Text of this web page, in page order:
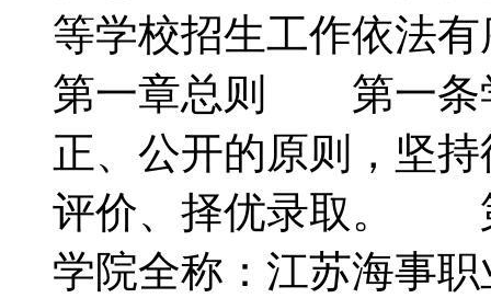
等学校招生工作依
第一章总则 第一条
正、公开的原则，坚
评价、择优录取。
学院全称：江苏海事